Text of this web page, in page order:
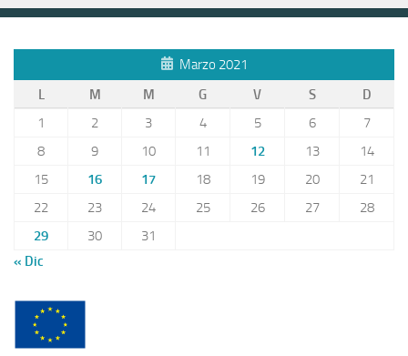
Marzo 2021
L
M M G V S
D
1
2 3 4 5 6
7
8
9 10 11 12 13
14
15
16 17 18 19 20
21
22
23 24 25 26 27
28
29
30
31
« Dic